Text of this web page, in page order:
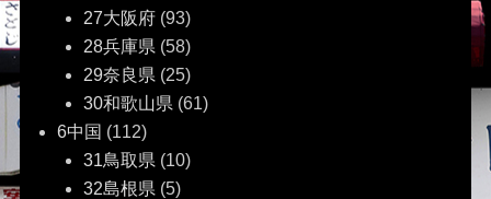
27大阪府(93)
28兵庫県 (58)
29奈良県 (25)
30和歌山県 (61)
6中国 (112)
31鳥取県 (10)
32島根県 (5)